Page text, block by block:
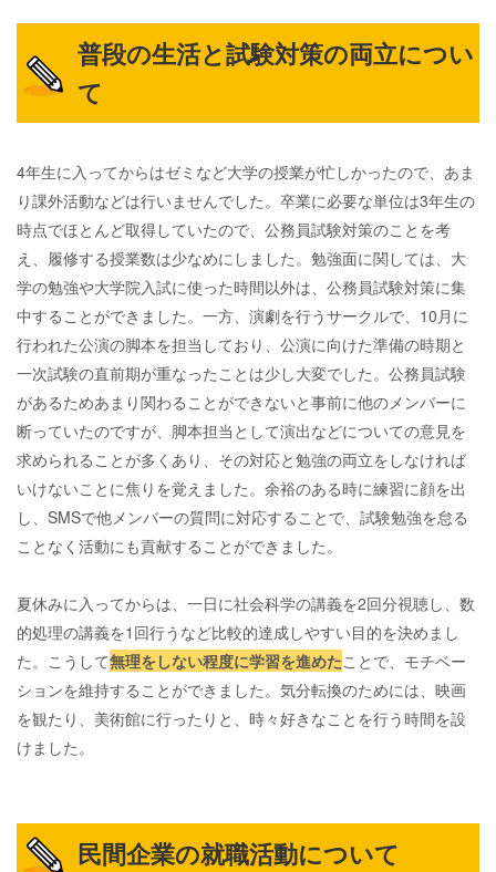
普段の生活と試験対策の両立につい
て
4年生に入ってからはゼミなど大学の授業が忙しかったので、あま
り課外活動などは行いませんでした。卒業に必要な単位は3年生の
時点でほとんど取得していたので、公務員試験対策のことを考
え、履修する授業数は少なめにしました。勉強面に関しては、大
学の勉強や大学院入試に使った時間以外は、公務員試験対策に集
中することができました。一方、演劇を行うサークルで、10月に
行われた公演の脚本を担当しており、公演に向けた準備の時期と
一次試験の直前期が重なったことは少し大変でした。公務員試験
があるためあまり関わることができないと事前に他のメンバーに
断っていたのですが、脚本担当として演出などについての意見を
求められることが多くあり、その対応と勉強の両立をしなければ
いけないことに焦りを覚えました。余裕のある時に練習に顔を出
し、SMSで他メンバーの質問に対応することで、試験勉強を怠る
ことなく活動にも貢献することができました。
夏休みに入ってからは、一日に社会科学の講義を2回分視聴し、数
的処理の講義を1回行うなど比較的達成しやすい目的を決めまし
た。こうして無理をしない程度に学習を進めたことで、モチベー
ションを維持することができました。気分転換のためには、映画
を観たり、美術館に行ったりと、時々好きなことを行う時間を設
けました。
民間企業の就職活動について